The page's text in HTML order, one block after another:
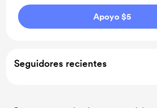
Apoyo $5
Seguidores recientes